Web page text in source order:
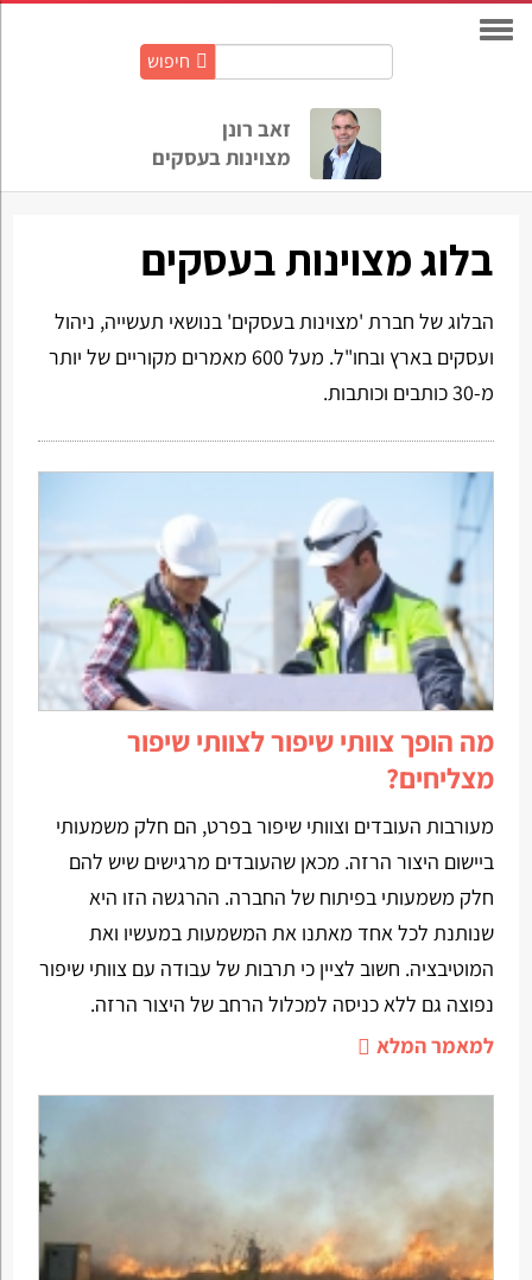
חיפוש
זאב רונן
מצוינות בעסקים
בלוג מצוינות בעסקים
הבלוג של חברת 'מצוינות בעסקים' בנושאי תעשייה, ניהול
ועסקים בארץ ובחו"ל. מעל 600 מאמרים מקוריים של יותר
מ-30 כותבים וכותבות.
מה הופך צוותי שיפור לצוותי שיפור
מצליחים?
מעורבות העובדים וצוותי שיפור בפרט, הם חלק משמעותי
ביישום היצור הרזה. מכאן שהעובדים מרגישים שיש להם
חלק משמעותי בפיתוח של החברה. ההרגשה הזו היא
שנותנת לכל אחד מאתנו את המשמעות במעשיו ואת
המוטיבציה. חשוב לציין כי תרבות של עבודה עם צוותי שיפור
נפוצה גם ללא כניסה למכלול הרחב של היצור הרזה.
למאמר המלא